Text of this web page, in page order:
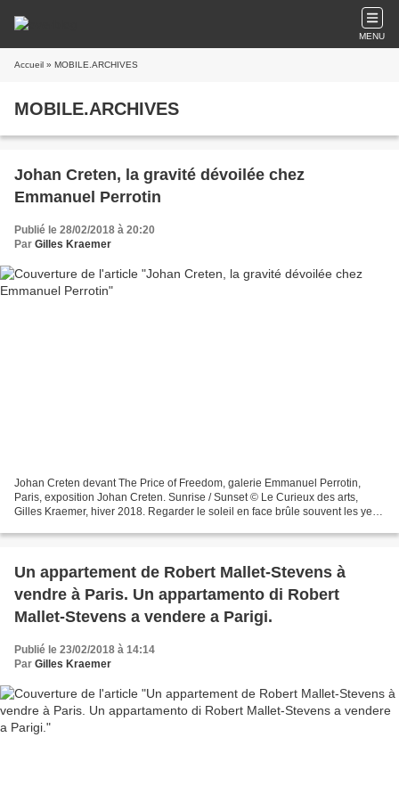
MENU
Accueil » MOBILE.ARCHIVES
MOBILE.ARCHIVES
Johan Creten, la gravité dévoilée chez
Emmanuel Perrotin
Publié le 28/02/2018 à 20:20
Par Gilles Kraemer
Johan Creten devant The Price of Freedom, galerie Emmanuel Perrotin,
Paris, exposition Johan Creten. Sunrise / Sunset © Le Curieux des arts,
Gilles Kraemer, hiver 2018. Regarder le soleil en face brûle souvent les yeux
Un appartement de Robert Mallet-Stevens à
vendre à Paris. Un appartamento di Robert
Mallet-Stevens a vendere a Parigi.
Publié le 23/02/2018 à 14:14
Par Gilles Kraemer